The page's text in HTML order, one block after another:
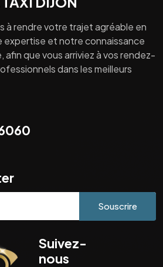
à rendre votre trajet agréable en
et notre connaissance
afin que vous arriviez à vos rendez-
dans les meilleurs
Souscrire
Suivez-
nous